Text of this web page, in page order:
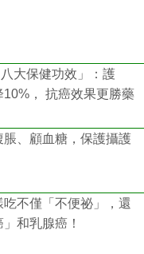
大保健功效」：護
， 抗癌效果更勝藥
、顧血糖，保護攝護
吃不僅「不便祕」，還
和乳腺癌！